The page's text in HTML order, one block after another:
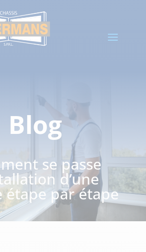
Blog
se passe
d’une
étape par étape